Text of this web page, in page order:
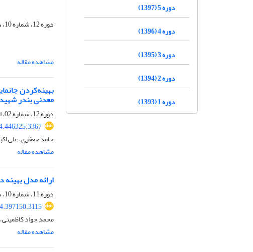
دوره 12، شماره 10، دی 1404، صفحه
مشاهده مقاله
بهینه‌کردن
معدنی بندر
دوره 12، شماره 02، اردیبهشت 1404، صفحه
حامد جعفری، علی
مشاهده مقاله
ارائه مدل بهینه
دوره 11، شماره 10، دی 1403، صفحه
محمد جواد
مشاهده مقاله
دوره 5 (1397)
دوره 4 (1396)
دوره 3 (1395)
دوره 2 (1394)
دوره 1 (1393)